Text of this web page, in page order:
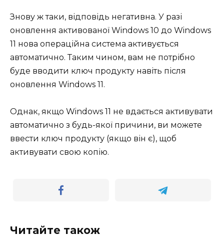
Знову ж таки, відповідь негативна. У разі
оновлення активованої Windows 10 до Windows
11 нова операційна система активується
автоматично. Таким чином, вам не потрібно
буде вводити ключ продукту навіть після
оновлення Windows 11.
Однак, якщо Windows 11 не вдається активувати
автоматично з будь-якої причини, ви можете
ввести ключ продукту (якщо він є), щоб
активувати свою копію.
Читайте також